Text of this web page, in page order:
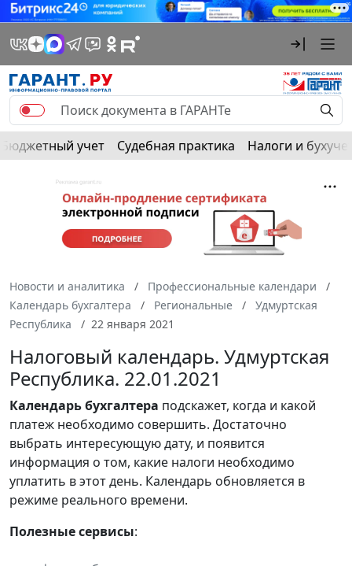
Бюджетный учет Судебная практика Налоги и
Новости и аналитика
Профессиональные календари
Календарь бухгалтера
Региональные
Удмуртская
Республика
22 января 2021
Налоговый календарь. Удмуртская
Республика. 22.01.2021
Календарьбухгалтера подскажет, когда и какой
платеж необходимо совершить. Достаточно
выбрать интересующую дату, и появится
информация о том, какие налоги необходимо
уплатить в этот день. Календарь обновляется в
режиме реального времени.
Полезные сервисы: